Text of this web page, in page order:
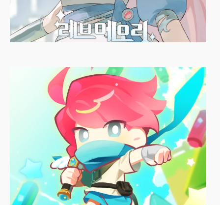
레브메모리
어둠의청강단